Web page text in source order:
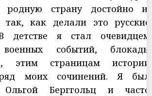
родную страну достойно и
так, как делали это русские
детстве я стал очевидцем
событий, блокады
этим страницам истории
моих сочинений. Я был
Берггольц и часто